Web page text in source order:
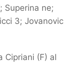
Superina ne;
3; Jovanovic
Cipriani (F) al